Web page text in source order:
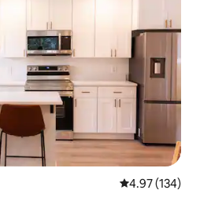
औसत रेटिंग 5 में से
4.97 (134)